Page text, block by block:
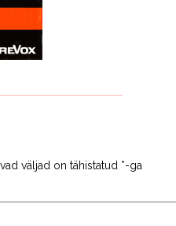
väljad on tähistatud *-ga